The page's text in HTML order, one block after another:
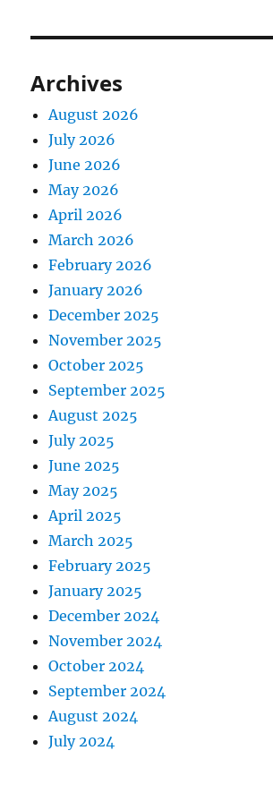
Archives
August 2026
July 2026
June 2026
May 2026
April 2026
March 2026
February 2026
January 2026
December 2025
November 2025
October 2025
September 2025
August 2025
July 2025
June 2025
May 2025
April 2025
March 2025
February 2025
January 2025
December 2024
November 2024
October 2024
September 2024
August 2024
July 2024